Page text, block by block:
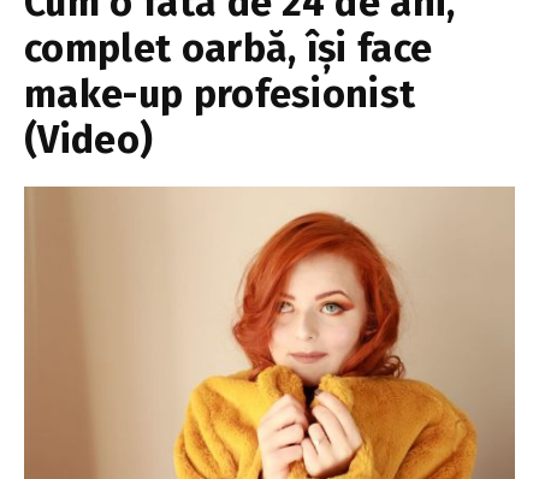
complet oarbă, își face
make-up profesionist
(Video)